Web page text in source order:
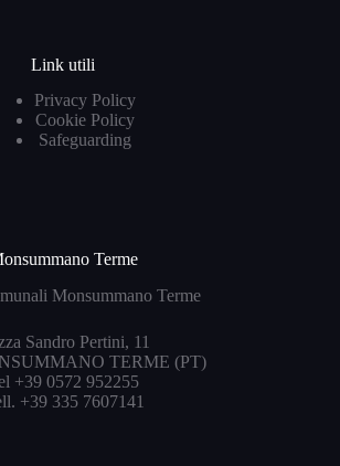
Link utili
Privacy Policy
Cookie Policy
Safeguarding
Terme
Monsummano Terme
Sandro Pertini, 11
TERME (PT)
+39 0572 952255
+39 335 7607141